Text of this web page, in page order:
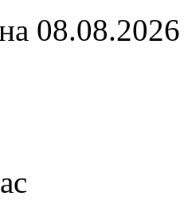
08.08.2026